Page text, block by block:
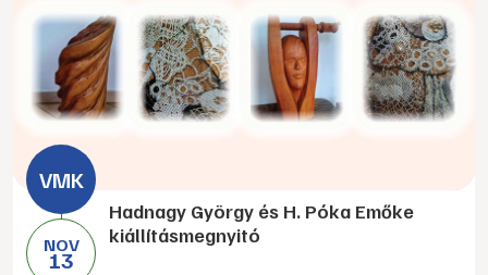
NOV
13
Hadnagy György és H. Póka Emőke
kiállításmegnyitó